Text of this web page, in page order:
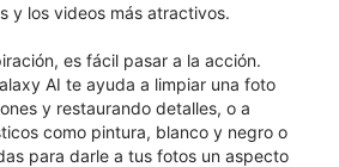
y los videos más atractivos.
es fácil pasar a la acción.
AI te ayuda a limpiar una foto
y restaurando detalles, o a
como pintura, blanco y negro o
para darle a tus fotos un aspecto